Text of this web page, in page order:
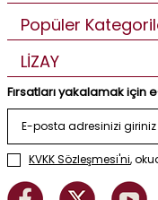
Popüler
LİZAY
Fırsatları yakalamak için
KVKK Sözleşmesi'ni,